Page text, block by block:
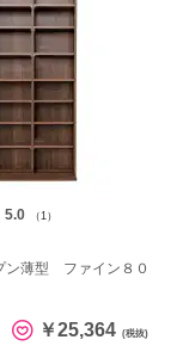
5.0 （1）
ン薄型 ファイン８０
￥25,364 (税抜)